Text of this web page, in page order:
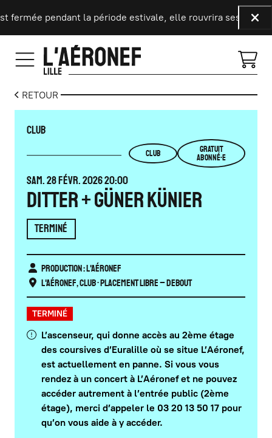
pendant la période estivale, elle rouvrira ses portes
RETOUR
CLUB
CLUB
GRATUIT
ABONNÉ·E
SAMEDI
SAM. 28 FÉVRIER
FÉVR. 202620:00
DITTER + GÜNER KÜNIER
TERMINÉ
Production : L'Aéronef
L'Aéronef,Club• Placement libre – Debout
TERMINÉ
L’ascenseur, qui donne accès au 2ème étage
des coursives d’Euralille où se situe L’Aéronef,
est actuellement en panne. Si vous vous
rendez à un concert à L’Aéronef et ne pouvez
accéder autrement à l’entrée public (2ème
étage), merci d’appeler le 03 20 13 50 17 pour
qu’on vous aide à y accéder.